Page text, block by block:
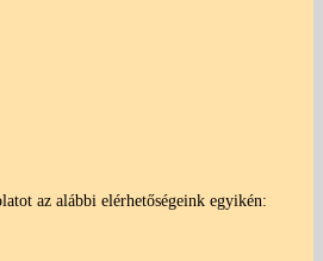
az alábbi elérhetőségeink egyikén: